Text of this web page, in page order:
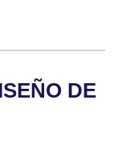
DE